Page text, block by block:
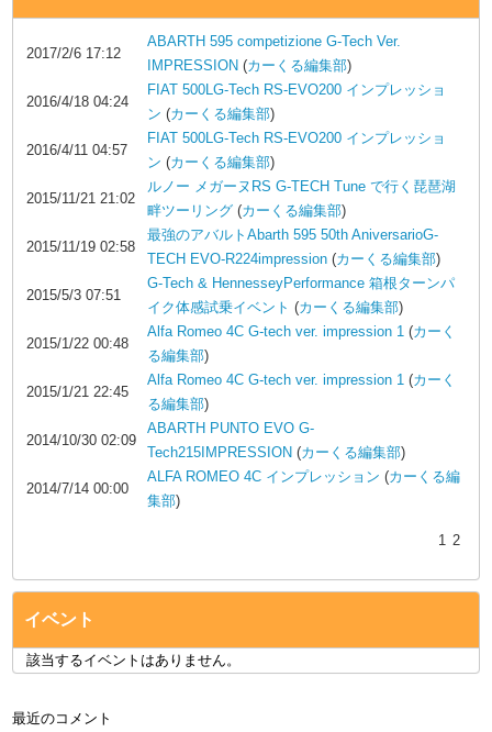
2017/2/6 17:12
ABARTH 595 competizione G-Tech Ver.
IMPRESSION (カーくる編集部)
2016/4/18 04:24
FIAT 500LG-Tech RS-EVO200 インプレッショ
ン (カーくる編集部)
2016/4/11 04:57
FIAT 500LG-Tech RS-EVO200 インプレッショ
ン (カーくる編集部)
2015/11/21 21:02
ルノー メガーヌRS G-TECH Tune で行く琵琶湖
畔ツーリング (カーくる編集部)
2015/11/19 02:58
最強のアバルトAbarth 595 50th AniversarioG-
TECH EVO-R224impression (カーくる編集部)
2015/5/3 07:51
G-Tech & HennesseyPerformance 箱根ターンパ
イク体感試乗イベント (カーくる編集部)
2015/1/22 00:48
Alfa Romeo 4C G-tech ver. impression 1 (カーく
る編集部)
2015/1/21 22:45
Alfa Romeo 4C G-tech ver. impression 1 (カーく
る編集部)
2014/10/30 02:09
ABARTH PUNTO EVO G-
Tech215IMPRESSION (カーくる編集部)
2014/7/14 00:00
ALFA ROMEO 4C インプレッション (カーくる編
集部)
1 2
イベント
該当するイベントはありません。
最近のコメント